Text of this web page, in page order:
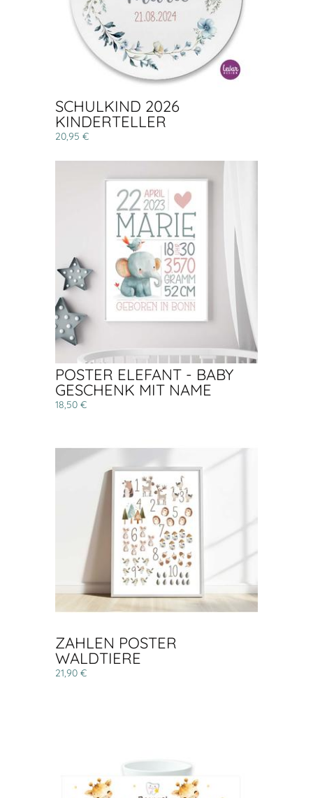
SCHULKIND 2026
KINDERTELLER
20,95 €
POSTER ELEFANT - BABY
GESCHENK MIT NAME
18,50 €
ZAHLEN POSTER
WALDTIERE
21,90 €